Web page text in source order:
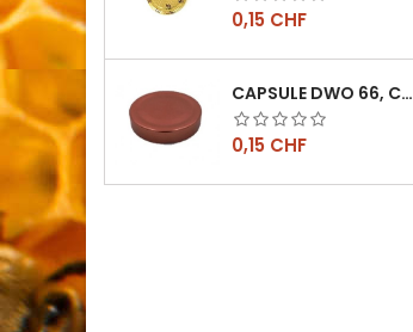
Prix
0,15 CHF
CAPSULE DWO 66, CUIVRE
Prix
0,15 CHF